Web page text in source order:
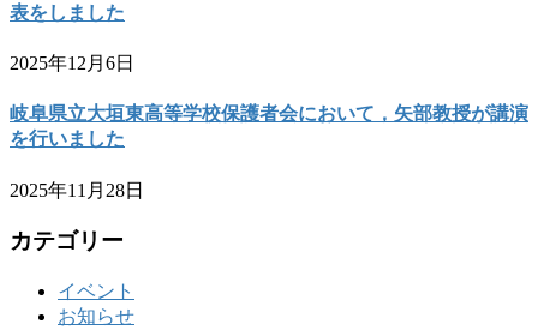
表をしました
2025年12月6日
岐阜県立大垣東高等学校保護者会において，矢部教授が講演
を行いました
2025年11月28日
カテゴリー
イベント
お知らせ